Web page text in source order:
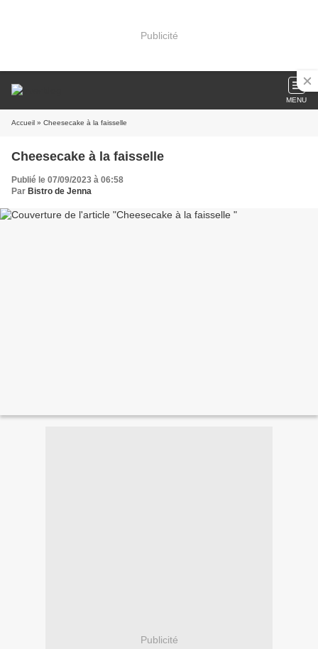
Publicité
MENU
Accueil » Cheesecake à la faisselle
Cheesecake à la faisselle
Publié le 07/09/2023 à 06:58
Par Bistro de Jenna
Publicité